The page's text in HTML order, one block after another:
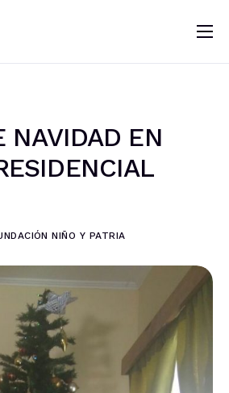
NAVIDAD EN
NIÑO Y PATRIA